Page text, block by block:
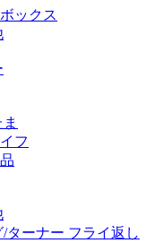
ックス
フ
ターナー フライ返し